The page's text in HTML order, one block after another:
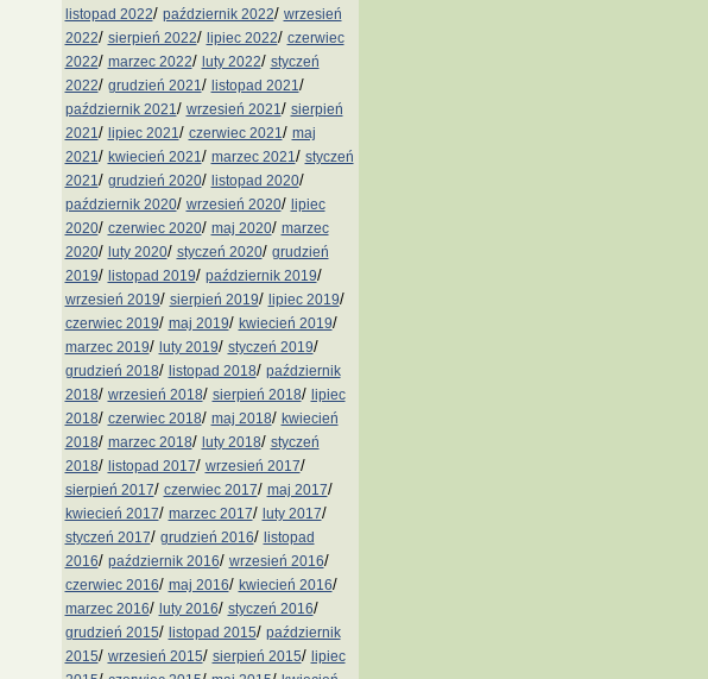
listopad 2022/ październik 2022/ wrzesień
2022/ sierpień 2022/ lipiec 2022/ czerwiec
2022/ marzec 2022/ luty 2022/ styczeń
2022/ grudzień 2021 / listopad 2021 /
październik 2021 / wrzesień 2021 / sierpień
2021 / lipiec 2021 / czerwiec 2021 / maj
2021 / kwiecień 2021 / marzec 2021 / styczeń
2021 / grudzień 2020/ listopad 2020/
październik 2020/ wrzesień 2020/ lipiec
2020/ czerwiec 2020/ maj 2020/ marzec
2020/ luty 2020/ styczeń 2020/ grudzień
2019/ listopad 2019/ październik 2019/
wrzesień 2019/ sierpień 2019/ lipiec 2019/
czerwiec 2019/ maj 2019/ kwiecień 2019/
marzec 2019/ luty 2019/ styczeń 2019/
grudzień 2018/ listopad 2018/ październik
2018/ wrzesień 2018/ sierpień 2018/ lipiec
2018/ czerwiec 2018/ maj 2018/ kwiecień
2018/ marzec 2018/ luty 2018/ styczeń
2018/ listopad 2017/ wrzesień 2017/
sierpień 2017/ czerwiec 2017/ maj 2017/
kwiecień 2017/ marzec 2017/ luty 2017/
styczeń 2017/ grudzień 2016/ listopad
2016/ październik 2016/ wrzesień 2016/
czerwiec 2016/ maj 2016/ kwiecień 2016/
marzec 2016/ luty 2016/ styczeń 2016/
grudzień 2015/ listopad 2015/ październik
2015/ wrzesień 2015/ sierpień 2015/ lipiec